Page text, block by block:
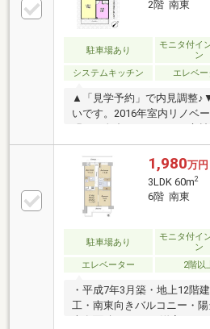
2階 南東
駐車場あり
モニタ付イ
ン
システムキッチン エレベー
▲「見学予約」で内見調整
いです。2016年室内リノベ
出■東南向きにつき陽当たり
のビッグコミュニティ！管
ク・宅配ボックスで安心・
公園があり、お子様のいる
ｍの位置に美ノ宮公園があ
立川」駅徒歩14分、落ち着
っくりご見学いただけます
をぜひ現地でご体感くださ
発立川店までお気軽にどうぞ
1,980万円
3LDK 60m2
6階 南東
駐車場あり
モニタ付イ
ン
エレベーター 2階以
・平成7年3月築・地上12階
工・南東向きバルコニー・